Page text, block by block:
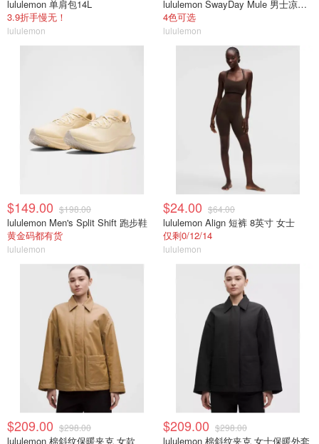
lululemon 单肩包14L
3.9折手慢无！
lululemon
lululemon SwayDay Mule 男士凉拖鞋
4色可选
lululemon
$149.00 $198.00
lululemon Men's Split Shift 跑步鞋
黄金码都有货
lululemon
$24.00 $64.00
lululemon Align 短裤 8英寸 女士
仅剩0/12/14
lululemon
$209.00 $298.00
lululemon 棉斜纹保暖夹克 女款
$209.00 $298.00
lululemon 棉斜纹夹克 女士保暖外套